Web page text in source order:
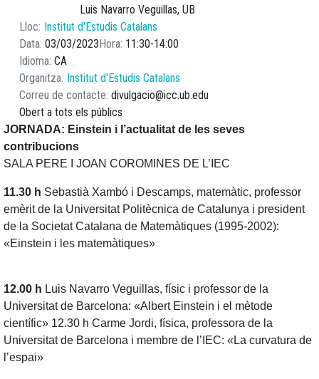
Luis Navarro Veguillas, UB
Lloc Institut d'Estudis Catalans
Data 03/03/2023Hora 11:30 14:00
Idioma CA
Organitza Institut d'Estudis Catalans
Correu de contacte divulgacio@icc.ub.edu
Obert a tots els públics
JORNADA: Einstein i l’actualitat de les seves
contribucions
SALA PERE I JOAN COROMINES DE L’IEC
11.30 h Sebastià Xambó i Descamps, matemàtic, professor
emèrit de la Universitat Politècnica de Catalunya i president
de la Societat Catalana de Matemàtiques (1995-2002):
«Einstein i les matemàtiques»
12.00 h Luis Navarro Veguillas, físic i professor de la
Universitat de Barcelona: «Albert Einstein i el mètode
científic» 12.30 h Carme Jordi, física, professora de la
Universitat de Barcelona i membre de l’IEC: «La curvatura de
l’espai»